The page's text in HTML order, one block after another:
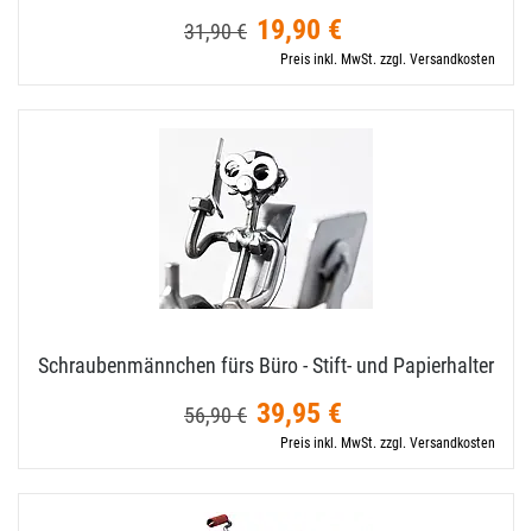
31,90 € 19,90 €
Preis inkl. MwSt. zzgl. Versandkosten
Schraubenmännchen fürs Büro - Stift- und Papierhalter
56,90 € 39,95 €
Preis inkl. MwSt. zzgl. Versandkosten